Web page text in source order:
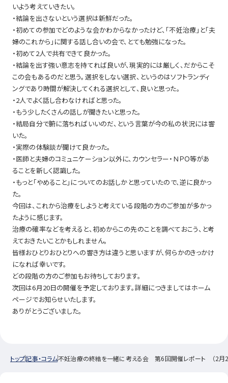
いよう考えていきたい。
・結論を出さないという選択は新鮮だった。
・初めての参加でどのような会かわからなかったけど、「不妊治療」と「夫
婦のこれから」に関する話し合いの会で、とても勉強になった。
・初めて2人で共有できて良かった。
・結論を出す強い意志を持てれば良いが、現実的には厳しく、だからこそ
この会もあるのだと思う。選択をしない選択、というのはソフトランディ
ングであり時間が解決してくれる選択として、良いと思った。
・2人でよく話し合わなければと思った。
・もう少したくさんの話しが聞きたいと思った。
・結局自分で腑に落ちればいいのだ、という言葉が今の私の状況には響
いた。
・実際の体験談が聞けて良かった。
・医師と夫婦のコミュニケーション以外に、カウンセラー・ＮＰＯ等があ
ることを新しく認識した。
・もっと「やめること」についてのお話しかと思っていたので、逆に良かっ
た。
今回は、これから治療をしようと考えている段階の方のご参加が多かっ
たように感じます。
治療の確率などを考えると、初めからこの先のことを調べておこう、と考
えておきたいことかもしれません。
皆様おひとりおひとりへの響き方は違うと思いますが、何らかのきっかけ
になれば幸いです。
どの段階の方のご参加もお待ちしております。
次回は6月20日の開催を予定しております。詳細につきましてはホーム
ページでお知らせいたします。
ありがとうございました。
トップ記事・コラム不妊治療の終結を一緒に考える会 第6回開催レポート （2月28